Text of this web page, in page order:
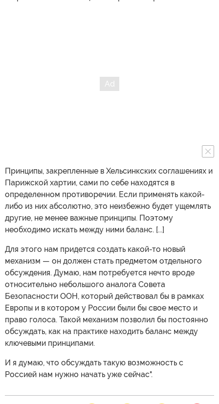
Принципы, закрепленные в Хельсинкских соглашениях и
Парижской хартии, сами по себе находятся в
определенном противоречии. Если применять какой-
либо из них абсолютно, это неизбежно будет ущемлять
другие, не менее важные принципы. Поэтому
необходимо искать между ними баланс. [...]
Для этого нам придется создать какой-то новый
механизм — он должен стать предметом отдельного
обсуждения. Думаю, нам потребуется нечто вроде
относительно небольшого аналога Совета
Безопасности ООН, который действовал бы в рамках
Европы и в котором у России были бы свое место и
право голоса. Такой механизм позволил бы постоянно
обсуждать, как на практике находить баланс между
ключевыми принципами.
И я думаю, что обсуждать такую возможность с
Россией нам нужно начать уже сейчас".